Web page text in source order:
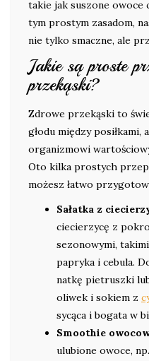
takie jak suszone owoce
tym prostym zasadom,
nie tylko smaczne, ale
Jakie są proste
przekąski?
Zdrowe przekąski to
głodu między posiłkami,
organizmowi
Oto kilka prostych
możesz łatwo
Sałatka z
ciecierzycę z
sezonowymi,
papryka i cebula.
natkę pietruszki
oliwek i sokiem z
sycąca i bogata w
Smoothie
ulubione owoce,